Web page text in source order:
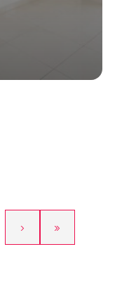
Próxima
›
Última
»